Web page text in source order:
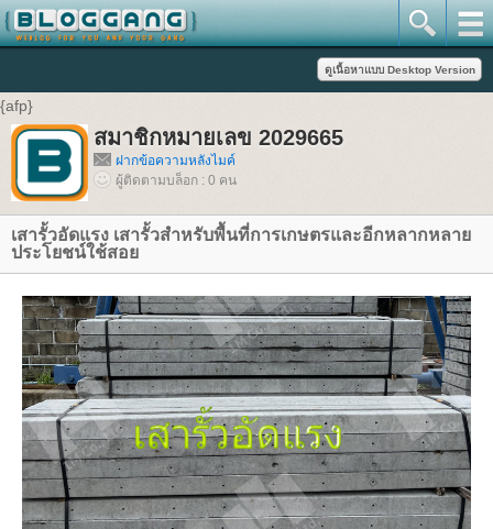
{afp}
สมาชิกหมายเลข 2029665
ฝากข้อความหลังไมค์
ผู้ติดตามบล็อก : 0 คน
เสารั้วอัดแรง เสารั้วสำหรับพื้นที่การเกษตรและอีกหลากหลาย
ประโยชน์ใช้สอย